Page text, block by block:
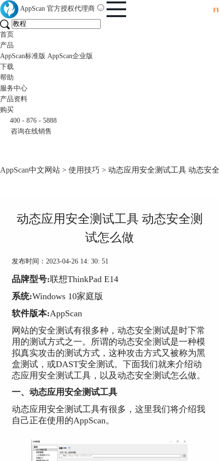
AppScan 官方授权代理商
首页
产品
AppScan标准版 AppScan企业版
下载
帮助
服务中心
产品资料
购买
400 - 876 - 5888
咨询在线销售
AppScan中文网站 > 使用技巧 > 动态应用安全测试工具 动态安
动态应用安全测试工具 动态安全测
试怎么做
发布时间：2023-04-26 14: 30: 51
品牌型号:联想ThinkPad E14
系统:Windows 10家庭版
软件版本:AppScan
网站的安全测试有很多种，动态安全测试是时下常
用的测试方式之一。所谓的动态安全测试是一种模
拟真实攻击的测试方式，这种攻击方式又被称为黑
盒测试，或DAST安全测试。下面我们就来介绍动
态应用安全测试工具，以及动态安全测试怎么做。
一、动态应用安全测试工具
动态应用安全测试工具有很多，这里我们将介绍我
自己正在使用的AppScan。